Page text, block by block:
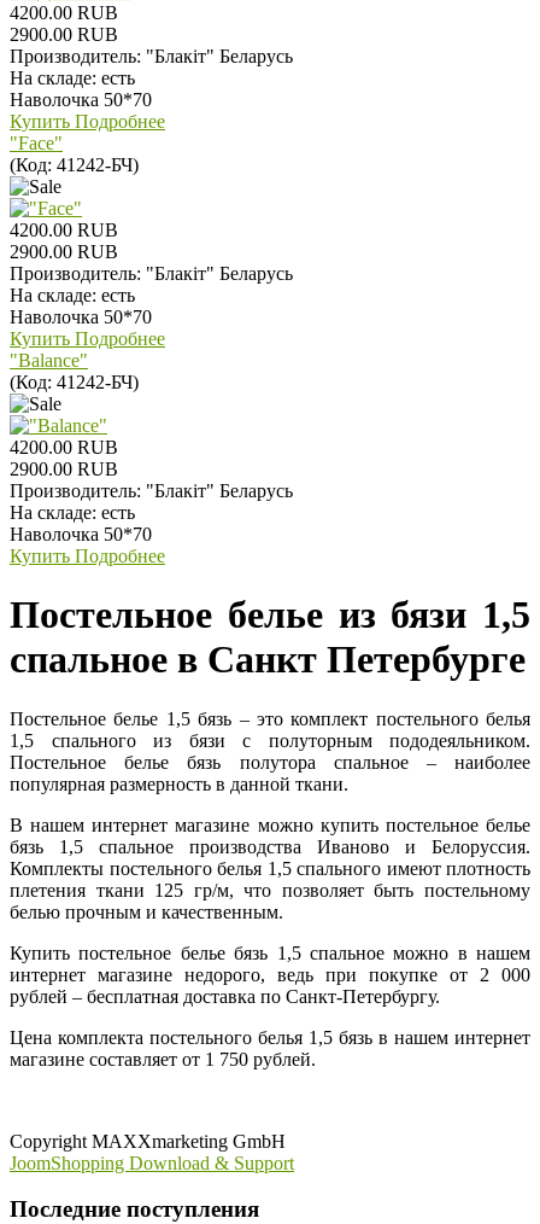
4200.00 RUB
2900.00 RUB
Производитель: "Блакiт" Беларусь
На складе: есть
Наволочка 50*70
Купить Подробнее
"Face"
(Код: 41242-БЧ)
4200.00 RUB
2900.00 RUB
Производитель: "Блакiт" Беларусь
На складе: есть
Наволочка 50*70
Купить Подробнее
"Balance"
(Код: 41242-БЧ)
4200.00 RUB
2900.00 RUB
Производитель: "Блакiт" Беларусь
На складе: есть
Наволочка 50*70
Купить Подробнее
Постельное белье из бязи 1,5
спальное в Санкт Петербурге
Постельное белье 1,5 бязь – это комплект постельного белья
1,5 спального из бязи с полуторным пододеяльником.
Постельное белье бязь полутора спальное – наиболее
популярная размерность в данной ткани.
В нашем интернет магазине можно купить постельное белье
бязь 1,5 спальное производства Иваново и Белоруссия.
Комплекты постельного белья 1,5 спального имеют плотность
плетения ткани 125 гр/м, что позволяет быть постельному
белью прочным и качественным.
Купить постельное белье бязь 1,5 спальное можно в нашем
интернет магазине недорого, ведь при покупке от 2 000
рублей – бесплатная доставка по Санкт-Петербургу.
Цена комплекта постельного белья 1,5 бязь в нашем интернет
магазине составляет от 1 750 рублей.
Copyright MAXXmarketing GmbH
JoomShopping Download & Support
Последние поступления